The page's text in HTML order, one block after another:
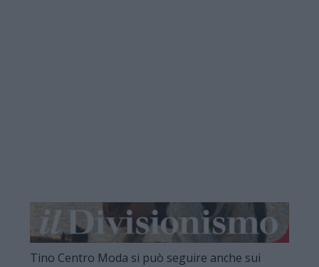
Tino Centro Moda si può seguire anche sui